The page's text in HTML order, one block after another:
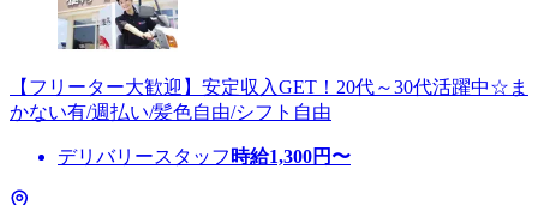
【フリーター大歓迎】安定収入GET！20代～30代活躍中☆ま
かない有/週払い/髪色自由/シフト自由
デリバリースタッフ 時給1,300円〜